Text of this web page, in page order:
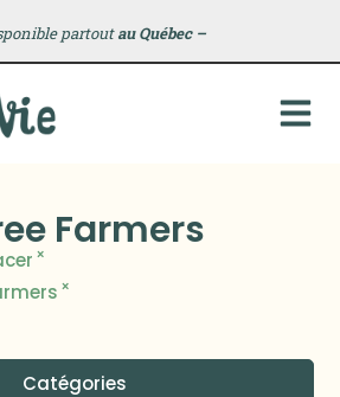
partoutau Québec –
Farmers
×
×
Catégories